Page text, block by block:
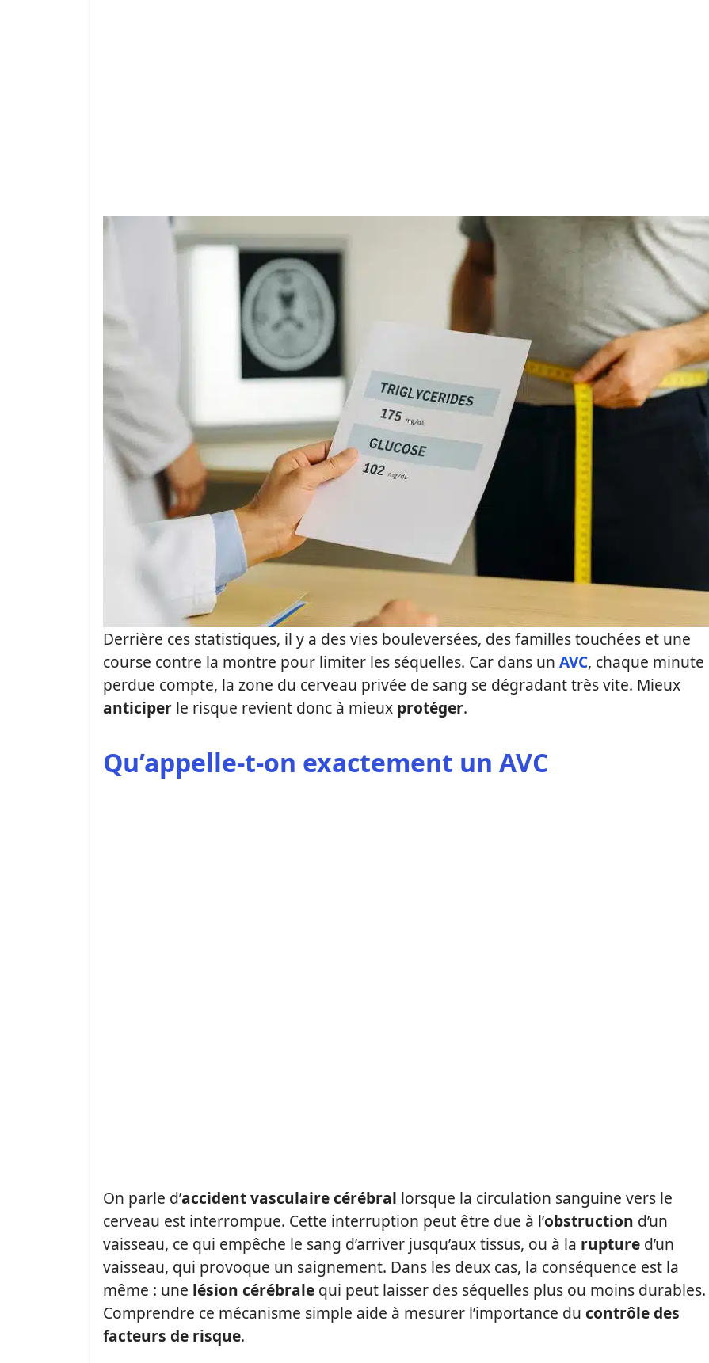
Derrière ces statistiques, il y a des vies bouleversées, des familles touchées et une
course contre la montre pour limiter les séquelles. Car dans un AVC, chaque minute
perdue compte, la zone du cerveau privée de sang se dégradant très vite. Mieux
anticiper le risque revient donc à mieux protéger.
Qu’appelle-t-on exactement un AVC
On parle d’accident vasculaire cérébral lorsque la circulation sanguine vers le
cerveau est interrompue. Cette interruption peut être due à l’obstruction d’un
vaisseau, ce qui empêche le sang d’arriver jusqu’aux tissus, ou à la rupture d’un
vaisseau, qui provoque un saignement. Dans les deux cas, la conséquence est la
même : une lésion cérébrale qui peut laisser des séquelles plus ou moins durables.
Comprendre ce mécanisme simple aide à mesurer l’importance du contrôle des
facteurs de risque.